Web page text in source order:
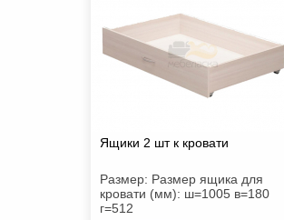
Ящики 2 шт к кровати
Размер: Размер ящика для
кровати (мм): ш=1005 в=180
г=512